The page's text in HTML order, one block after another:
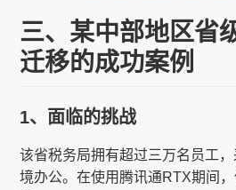
三、某中部地区省
迁移的成功案例
1、面临的挑战
该省税务局拥有超过三万名员工
境办公。在使用腾讯通RTX期间